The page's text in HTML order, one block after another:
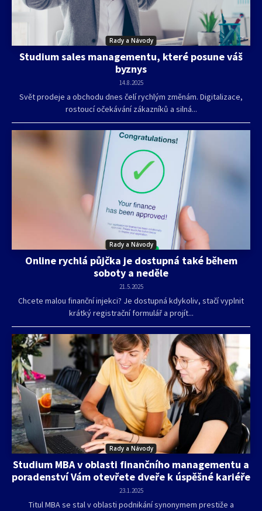
Rady a Návody
Studium sales managementu, které posune váš
byznys
14.8.2025
Svět prodeje a obchodu dnes čelí rychlým změnám. Digitalizace,
rostoucí očekávání zákazníků a silná...
Rady a Návody
Online rychlá půjčka je dostupná také během
soboty a neděle
21.5.2025
Chcete malou finanční injekci? Je dostupná kdykoliv, stačí vyplnit
krátký registrační formulář a projít...
Rady a Návody
Studium MBA v oblasti finančního managementu a
poradenství Vám otevřete dveře k úspěšné kariéře
23.1.2025
Titul MBA se stal v oblasti podnikání synonymem prestiže a